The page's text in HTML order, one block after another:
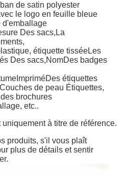
de satin polyester
le logo en feuille bleue
d'emballage
Des sacs, La
étiquette tisséeLes
Des sacs,NomDes badges
ImpriméDes étiquettes
Couches de peau Étiquettes,
brochures
etc..
à titre de référence.
produits, s'il vous plaît
plus de détails et sentir